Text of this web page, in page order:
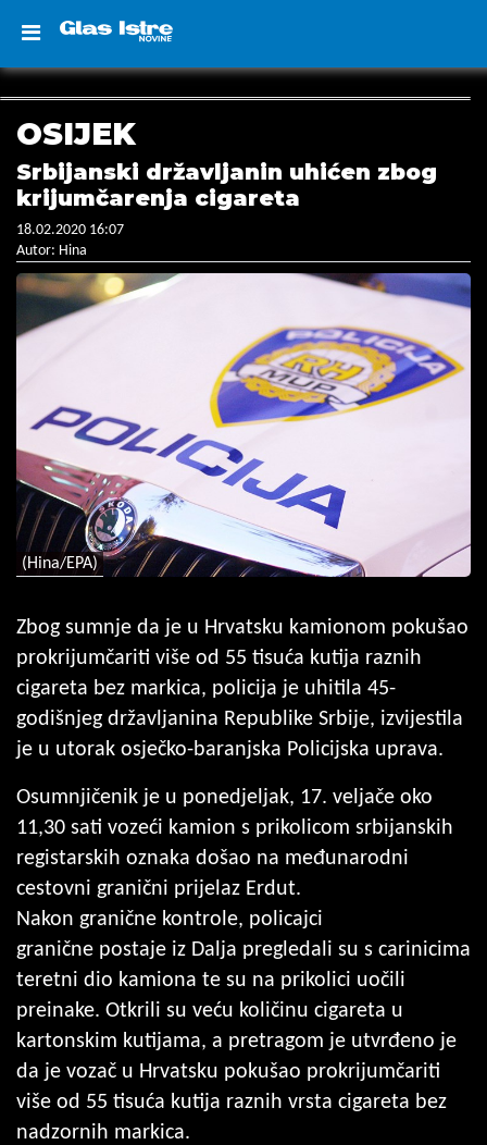
OSIJEK
Srbijanski državljanin uhićen zbog
krijumčarenja cigareta
18.02.2020 16:07
Autor: Hina
(Hina/EPA)
Zbog sumnje da je u Hrvatsku kamionom pokušao
prokrijumčariti više od 55 tisuća kutija raznih
cigareta bez markica, policija je uhitila 45-
godišnjeg državljanina Republike Srbije, izvijestila
je u utorak osječko-baranjska Policijska uprava.
Osumnjičenik je u ponedjeljak, 17. veljače oko
11,30 sati vozeći kamion s prikolicom srbijanskih
registarskih oznaka došao na međunarodni
cestovni granični prijelaz Erdut.
Nakon granične kontrole, policajci
granične postaje iz Dalja pregledali su s carinicima
teretni dio kamiona te su na prikolici uočili
preinake. Otkrili su veću količinu cigareta u
kartonskim kutijama, a pretragom je utvrđeno je
da je vozač u Hrvatsku pokušao prokrijumčariti
više od 55 tisuća kutija raznih vrsta cigareta bez
nadzornih markica.